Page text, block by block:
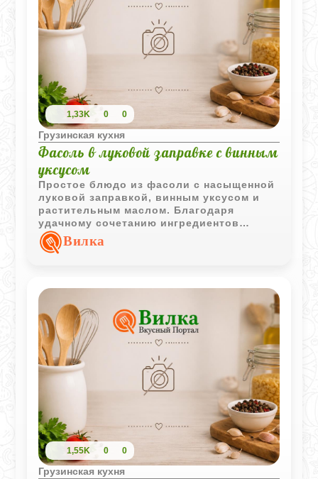
1,33K 0 0
Грузинская кухня
Фасоль в луковой заправке с винным
уксусом
Простое блюдо из фасоли с насыщенной
луковой заправкой, винным уксусом и
растительным маслом. Благодаря
удачному сочетанию ингредиентов
фасоль приобретает выразительный
вкус и может подаваться как
Вилка
1,55K 0 0
Грузинская кухня